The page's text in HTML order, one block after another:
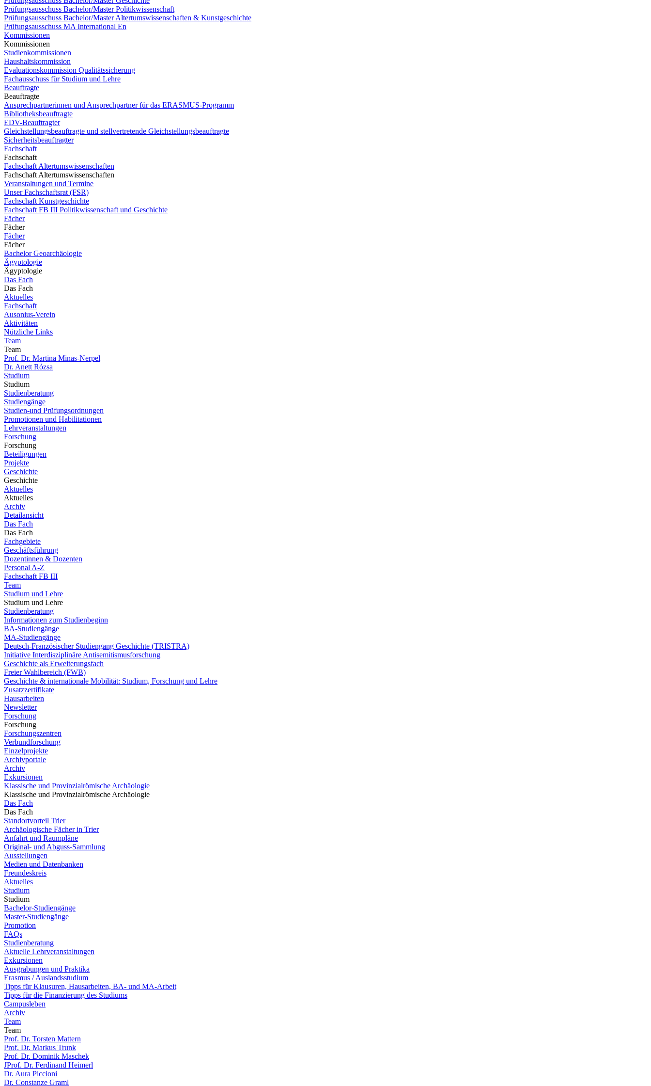
Prüfungsausschuss Bachelor/Master Politikwissenschaft
Prüfungsausschuss Bachelor/Master Altertumswissenschaften & Kunstgeschichte
Prüfungsausschuss MA International En
Kommissionen
Kommissionen
Studienkommissionen
Haushaltskommission
Evaluationskommission Qualitätssicherung
Fachausschuss für Studium und Lehre
Beauftragte
Beauftragte
Ansprechpartnerinnen und Ansprechpartner für das ERASMUS-Programm
Bibliotheksbeauftragte
EDV-Beauftragter
Gleichstellungsbeauftragte und stellvertretende Gleichstellungsbeauftragte
Sicherheitsbeauftragter
Fachschaft
Fachschaft
Fachschaft Altertumswissenschaften
Fachschaft Altertumswissenschaften
Veranstaltungen und Termine
Unser Fachschaftsrat (FSR)
Fachschaft Kunstgeschichte
Fachschaft FB III Politikwissenschaft und Geschichte
Fächer
Fächer
Fächer
Fächer
Bachelor Geoarchäologie
Ägyptologie
Ägyptologie
Das Fach
Das Fach
Aktuelles
Fachschaft
Ausonius-Verein
Aktivitäten
Nützliche Links
Team
Team
Prof. Dr. Martina Minas-Nerpel
Dr. Anett Rózsa
Studium
Studium
Studienberatung
Studiengänge
Studien-und Prüfungsordnungen
Promotionen und Habilitationen
Lehrveranstaltungen
Forschung
Forschung
Beteiligungen
Projekte
Geschichte
Geschichte
Aktuelles
Aktuelles
Archiv
Detailansicht
Das Fach
Das Fach
Fachgebiete
Geschäftsführung
Dozentinnen & Dozenten
Personal A-Z
Fachschaft FB III
Team
Studium und Lehre
Studium und Lehre
Studienberatung
Informationen zum Studienbeginn
BA-Studiengänge
MA-Studiengänge
Deutsch-Französischer Studiengang Geschichte (TRISTRA)
Initiative Interdisziplinäre Antisemitismusforschung
Geschichte als Erweiterungsfach
Freier Wahlbereich (FWB)
Geschichte & internationale Mobilität: Studium, Forschung und Lehre
Zusatzzertifikate
Hausarbeiten
Newsletter
Forschung
Forschung
Forschungszentren
Verbundforschung
Einzelprojekte
Archivportale
Archiv
Exkursionen
Klassische und Provinzialrömische Archäologie
Klassische und Provinzialrömische Archäologie
Das Fach
Das Fach
Standortvorteil Trier
Archäologische Fächer in Trier
Anfahrt und Raumpläne
Original- und Abguss-Sammlung
Ausstellungen
Medien und Datenbanken
Freundeskreis
Aktuelles
Studium
Studium
Bachelor-Studiengänge
Master-Studiengänge
Promotion
FAQs
Studienberatung
Aktuelle Lehrveranstaltungen
Exkursionen
Ausgrabungen und Praktika
Erasmus / Auslandsstudium
Tipps für Klausuren, Hausarbeiten, BA- und MA-Arbeit
Tipps für die Finanzierung des Studiums
Campusleben
Archiv
Team
Team
Prof. Dr. Torsten Mattern
Prof. Dr. Markus Trunk
Prof. Dr. Dominik Maschek
JProf. Dr. Ferdinand Heimerl
Dr. Aura Piccioni
Dr. Constanze Graml